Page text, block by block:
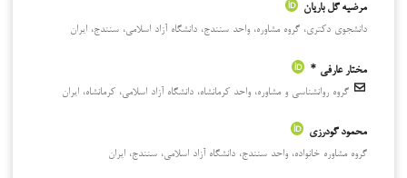
مرضیه گل باریان
دانشجوی دکتری، گروه مشاوره، واحد سنندج، دانشگاه آزاد اسلامی، سنندج، ایران
مختار عارفی *
گروه روانشناسی و مشاوره، واحد کرمانشاه، دانشگاه آزاد اسلامی، کرمانشاه، ایران
محمود گودرزی
گروه مشاوره خانواده، واحد سنندج، دانشگاه آزاد اسلامی، سنندج، ایران